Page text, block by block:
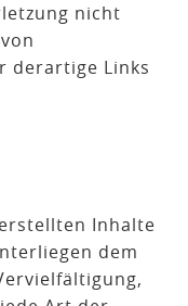
nicht
derartige Links
Inhalte
dem